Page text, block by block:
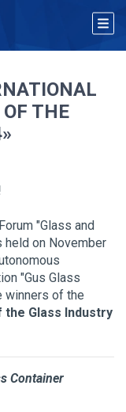
THE
"Glass and
held on November
"Gus Glass
winners of the
Glass Industry
Container